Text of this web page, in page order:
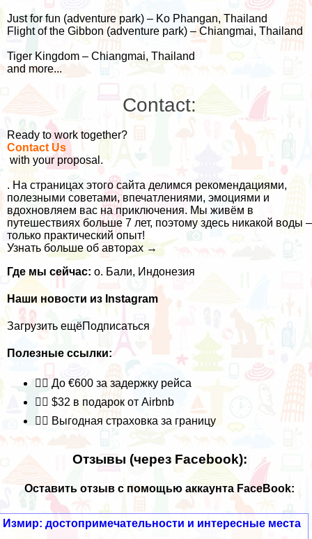
Just for fun (adventure park) – Ko Phangan, Thailand
Flight of the Gibbon (adventure park) – Chiangmai, Thailand
Tiger Kingdom – Chiangmai, Thailand
and more...
Contact:
Ready to work together?
Contact Us
with your proposal.
. На страницах этого сайта делимся рекомендациями,
полезными советами, впечатлениями, эмоциями и
вдохновляем вас на приключения. Мы живём в
путешествиях больше 7 лет, поэтому здесь никакой воды –
только практический опыт!
Узнать больше об авторах →
Где мы сейчас: о. Бали, Индонезия
Наши новости из Instagram
Загрузить ещёПодписаться
Полезные ссылки:
👉🏽 До €600 за задержку рейса
👉🏽 $32 в подарок от Airbnb
👉🏽 Выгодная страховка за границу
Отзывы (через Facebook):
Оставить отзыв с помощью аккаунта FaceBook:
Измир: достопримечательности и интересные места